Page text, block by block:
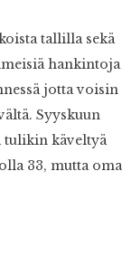
tallilla sekä
hankintoja
jotta voisin
Syyskuun
tulikin käveltyä
33, mutta oma